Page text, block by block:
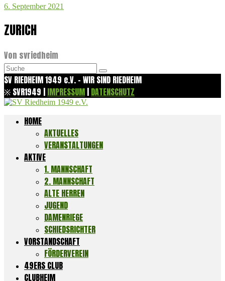
6. September 2021
ZURICH
Von svriedheim
Suchen
nach:
SV RIEDHEIM 1949 e.V. - WIR SIND RIEDHEIM
※ SVR1949 | IMPRESSUM | DATENSCHUTZ
HOME
AKTUELLES
VERANSTALTUNGEN
AKTIVE
1. MANNSCHAFT
2. MANNSCHAFT
ALTE HERREN
JUGEND
DAMENRIEGE
SCHIEDSRICHTER
VORSTANDSCHAFT
FÖRDERVEREIN
49ERS CLUB
CLUBHEIM